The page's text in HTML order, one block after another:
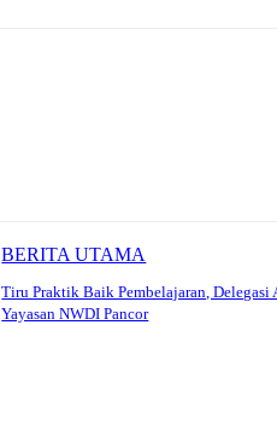
BERITA UTAMA
Tiru Praktik Baik Pembelajaran,
Yayasan NWDI Pancor